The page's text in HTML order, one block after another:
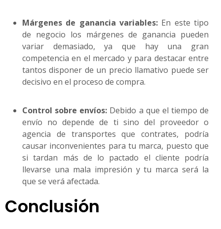
Márgenes de ganancia variables: En este tipo
de negocio los márgenes de ganancia pueden
variar demasiado, ya que hay una gran
competencia en el mercado y para destacar entre
tantos disponer de un precio llamativo puede ser
decisivo en el proceso de compra.
Control sobre envíos: Debido a que el tiempo de
envío no depende de ti sino del proveedor o
agencia de transportes que contrates, podría
causar inconvenientes para tu marca, puesto que
si tardan más de lo pactado el cliente podría
llevarse una mala impresión y tu marca será la
que se verá afectada.
Conclusión